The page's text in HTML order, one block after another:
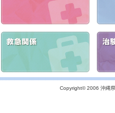
Copyright© 2006 沖縄